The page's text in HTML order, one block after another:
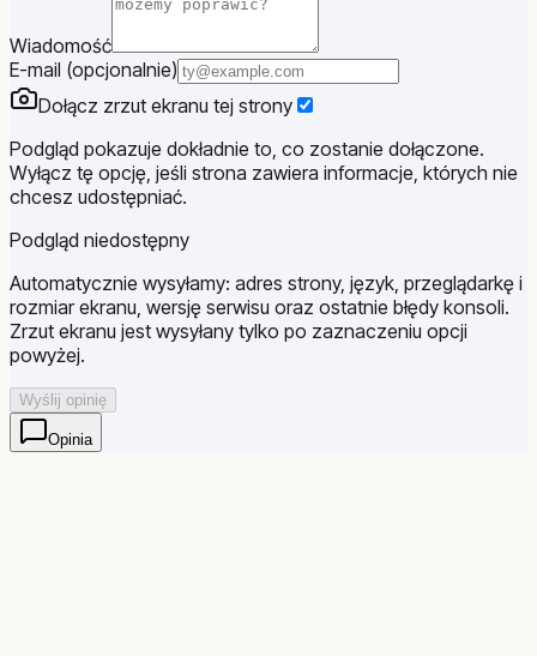
Wiadomość
E-mail (opcjonalnie)
Dołącz zrzut ekranu tej strony
Podgląd pokazuje dokładnie to, co zostanie dołączone.
Wyłącz tę opcję, jeśli strona zawiera informacje, których nie
chcesz udostępniać.
Podgląd niedostępny
Automatycznie wysyłamy: adres strony, język, przeglądarkę i
rozmiar ekranu, wersję serwisu oraz ostatnie błędy konsoli.
Zrzut ekranu jest wysyłany tylko po zaznaczeniu opcji
powyżej.
Wyślij opinię
Opinia